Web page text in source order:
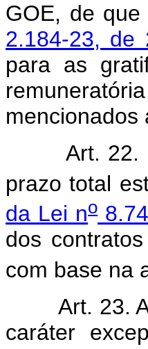
GOE, de
2.184-23, de
para as
mencionados
Art. 22.
prazo total
da Lei no
dos
com base na
Art. 23.
caráter